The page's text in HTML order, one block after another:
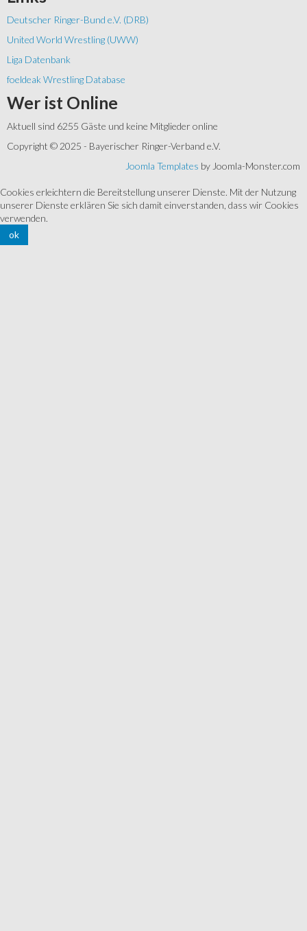
Deutscher Ringer-Bund e.V. (DRB)
United World Wrestling (UWW)
Liga Datenbank
foeldeak Wrestling Database
Wer ist Online
Aktuell sind 6255 Gäste und keine Mitglieder online
Copyright © 2025 - Bayerischer Ringer-Verband e.V.
Joomla Templates by Joomla-Monster.com
Cookies erleichtern die Bereitstellung unserer Dienste. Mit der Nutzung
unserer Dienste erklären Sie sich damit einverstanden, dass wir Cookies
verwenden.
ok